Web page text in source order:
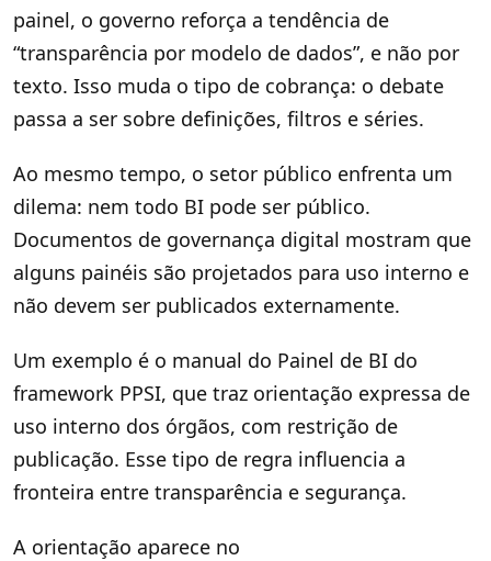
painel, o governo reforça a tendência de
“transparência por modelo de dados”, e não por
texto. Isso muda o tipo de cobrança: o debate
passa a ser sobre definições, filtros e séries.
Ao mesmo tempo, o setor público enfrenta um
dilema: nem todo BI pode ser público.
Documentos de governança digital mostram que
alguns painéis são projetados para uso interno e
não devem ser publicados externamente.
Um exemplo é o manual do Painel de BI do
framework PPSI, que traz orientação expressa de
uso interno dos órgãos, com restrição de
publicação. Esse tipo de regra influencia a
fronteira entre transparência e segurança.
A orientação aparece no